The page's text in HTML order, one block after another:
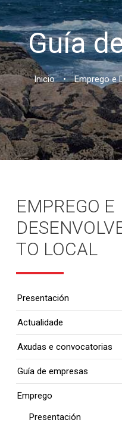
Guía
Inicio • Emprego e
EMPREGO E
TO LOCAL
Presentación
Actualidade
Axudas e convocatorias
Guía de empresas
Emprego
Presentación